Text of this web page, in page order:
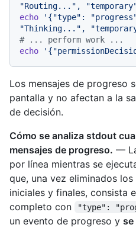
"Routing...",
echo
'{"type":
"Thinking...",
# ... perform work ...
echo
Los mensajes de progreso
pantalla y no afectan a la
de decisión.
Cómo se analiza stdout
mensajes de progreso. —
por línea mientras se
que, una vez eliminados
iniciales y finales, consista
completo con
"type":
un evento de progreso y se